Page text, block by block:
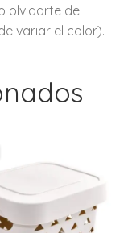
olvidarte de
variar el color).